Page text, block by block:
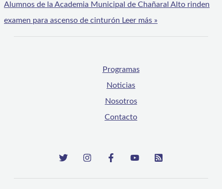
Alumnos de la Academia Municipal de Chañaral Alto rinden
examen para ascenso de cinturón Leer más »
Programas
Noticias
Nosotros
Contacto